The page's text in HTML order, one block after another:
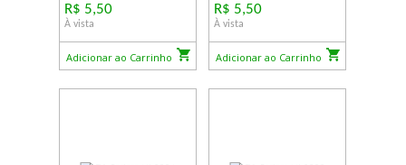
R$ 5,50
À vista
Adicionar ao Carrinho
R$ 5,50
À vista
Adicionar ao Carrinho